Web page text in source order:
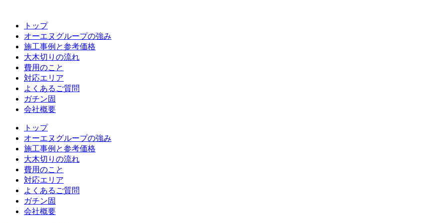
トップ
オーエヌグループの強み
施工事例と参考価格
大木切りの流れ
費用のこと
対応エリア
よくあるご質問
ガチン固
会社概要
トップ
オーエヌグループの強み
施工事例と参考価格
大木切りの流れ
費用のこと
対応エリア
よくあるご質問
ガチン固
会社概要